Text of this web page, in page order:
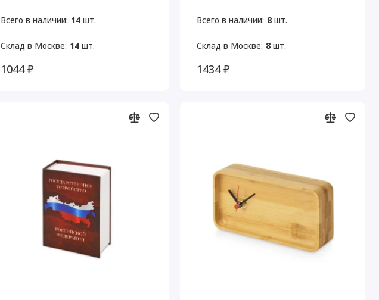
Всего в наличии: 14шт.
Склад в Москве: 14шт.
1044 ₽
Всего в наличии: 8шт.
Склад в Москве: 8шт.
1434 ₽